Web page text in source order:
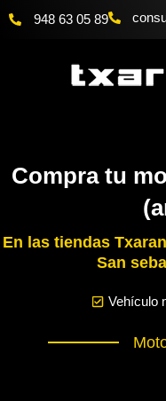
948 63 05 89
Compra tu
En las tiendas
San
Vehículo